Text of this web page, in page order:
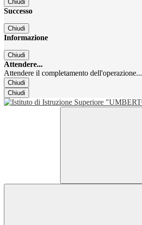
Chiudi
Successo
Chiudi
Informazione
Chiudi
Attendere...
Attendere il completamento dell'operazione...
Chiudi
Chiudi